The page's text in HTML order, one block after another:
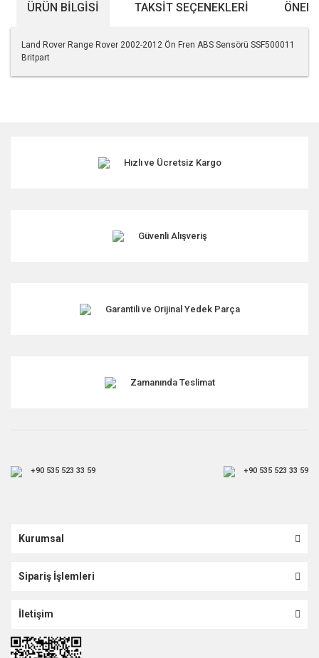
ÜRÜN BILGISI TAKSIT SEÇENEKLERI
Land Rover Range Rover 2002-2012 Ön Fren ABS Sensörü SSF500011
Britpart
Ürün resmi kalitesiz, bozuk veya görüntülenemiyor.
Ürün fiyatı diğer sitelerden daha pahalı.
Hızlı ve Ücretsiz Kargo
Güvenli Alışveriş
Garantili ve Orijinal Yedek Parça
Zamanında Teslimat
+90 535 523 33 59 +90 535 523 33 59
Kurumsal
Sipariş İşlemleri
İletişim